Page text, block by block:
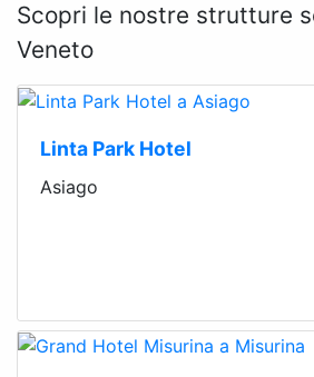
Scopri le nostre strutture
Veneto
Linta Park Hotel
Asiago